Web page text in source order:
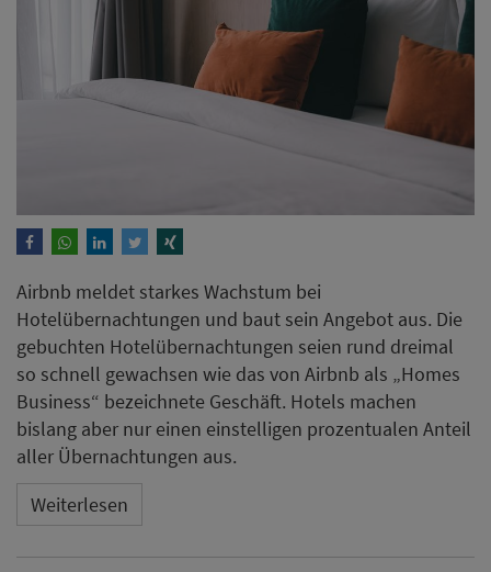
Airbnb meldet starkes Wachstum bei
Hotelübernachtungen und baut sein Angebot aus. Die
gebuchten Hotelübernachtungen seien rund dreimal
so schnell gewachsen wie das von Airbnb als „Homes
Business“ bezeichnete Geschäft. Hotels machen
bislang aber nur einen einstelligen prozentualen Anteil
aller Übernachtungen aus.
Weiterlesen